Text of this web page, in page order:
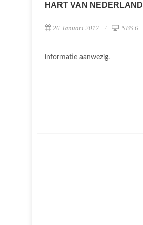
HART VAN NEDERLAND
26 Januari 2017 SBS 6
informatie aanwezig.